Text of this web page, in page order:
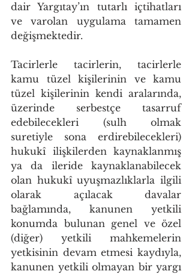
dair Yargıtay’ın tutarlı içtihatları
ve varolan uygulama tamamen
değişmektedir.
Tacirlerle tacirlerin, tacirlerle
kamu tüzel kişilerinin ve kamu
tüzel kişilerinin kendi aralarında,
üzerinde serbestçe tasarruf
edebilecekleri (sulh olmak
suretiyle sona erdirebilecekleri)
hukukî ilişkilerden kaynaklanmış
ya da ileride kaynaklanabilecek
olan hukukî uyuşmazlıklarla ilgili
olarak açılacak davalar
bağlamında, kanunen yetkili
konumda bulunan genel ve özel
(diğer) yetkili mahkemelerin
yetkisinin devam etmesi kaydıyla,
kanunen yetkili olmayan bir yargı